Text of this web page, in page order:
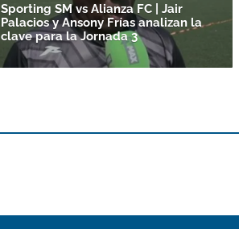
Sporting SM vs Alianza FC | Jair
Palacios y Ansony Frías analizan la
clave para la Jornada 3